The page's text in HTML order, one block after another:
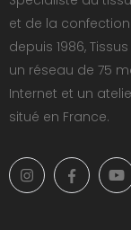
et de la
depuis 1986,
un réseau de 75
Internet et un
situé en France.